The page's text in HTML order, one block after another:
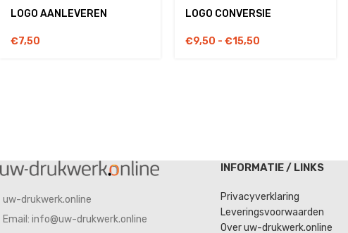
LOGO AANLEVEREN
€7,50
LOGO CONVERSIE
€9,50 - €15,50
uw-drukwerk.online
Email: info@uw-drukwerk.online
INFORMATIE / LINKS
Privacyverklaring
Leveringsvoorwaarden
Over uw-drukwerk.online